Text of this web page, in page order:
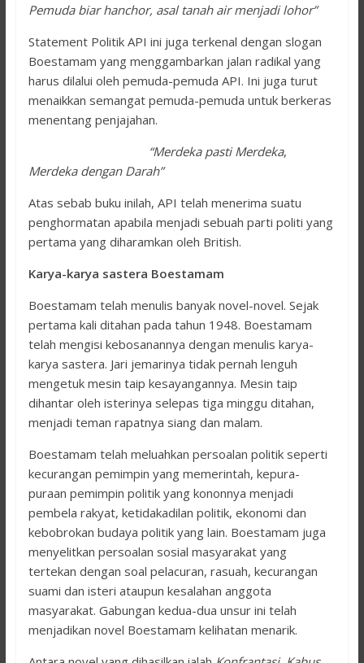
Pemuda biar hanchor, asal tanah air menjadi lohor”
Statement Politik API ini juga terkenal dengan slogan
Boestamam yang menggambarkan jalan radikal yang
harus dilalui oleh pemuda-pemuda API. Ini juga turut
menaikkan semangat pemuda-pemuda untuk berkeras
menentang penjajahan.
“Merdeka pasti Merdeka,
Merdeka dengan Darah”
Atas sebab buku inilah, API telah menerima suatu
penghormatan apabila menjadi sebuah parti politi yang
pertama yang diharamkan oleh British.
Karya-karya sastera Boestamam
Boestamam telah menulis banyak novel-novel. Sejak
pertama kali ditahan pada tahun 1948. Boestamam
telah mengisi kebosanannya dengan menulis karya-
karya sastera. Jari jemarinya tidak pernah lenguh
mengetuk mesin taip kesayangannya. Mesin taip
dihantar oleh isterinya selepas tiga minggu ditahan,
menjadi teman rapatnya siang dan malam.
Boestamam telah meluahkan persoalan politik seperti
kecurangan pemimpin yang memerintah, kepura-
puraan pemimpin politik yang kononnya menjadi
pembela rakyat, ketidakadilan politik, ekonomi dan
kebobrokan budaya politik yang lain. Boestamam juga
menyelitkan persoalan sosial masyarakat yang
tertekan dengan soal pelacuran, rasuah, kecurangan
suami dan isteri ataupun kesalahan anggota
masyarakat. Gabungan kedua-dua unsur ini telah
menjadikan novel Boestamam kelihatan menarik.